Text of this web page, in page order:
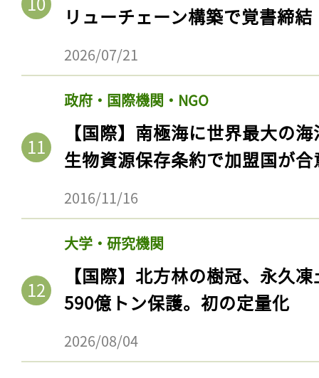
リューチェーン構築で覚書締結
2026/07/21
政府・国際機関・NGO
【国際】南極海に世界最大の
生物資源保存条約で加盟国が合
2016/11/16
大学・研究機関
【国際】北方林の樹冠、永久
590億トン保護。初の定量化
2026/08/04